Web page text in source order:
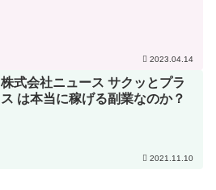
2023.04.14
株式会社ニュース サクッとプラ
ス は本当に稼げる副業なのか？
2021.11.10